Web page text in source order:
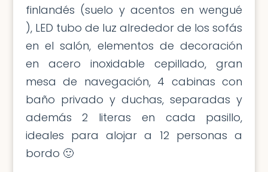
finlandés (suelo y acentos en wengué
), LED tubo de luz alrededor de los sofás
en el salón, elementos de decoración
en acero inoxidable cepillado, gran
mesa de navegación, 4 cabinas con
baño privado y duchas, separadas y
además 2 literas en cada pasillo,
ideales para alojar a 12 personas a
bordo 🙂